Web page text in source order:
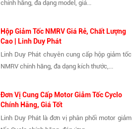
chính hãng, đa dạng model, giá...
Hộp Giảm Tốc NMRV Giá Rẻ, Chất Lượng
Cao | Linh Duy Phát
Linh Duy Phát chuyên cung cấp hộp giảm tốc
NMRV chính hãng, đa dạng kích thước,...
Đơn Vị Cung Cấp Motor Giảm Tốc Cyclo
Chính Hãng, Giá Tốt
Linh Duy Phát là đơn vị phân phối motor giảm